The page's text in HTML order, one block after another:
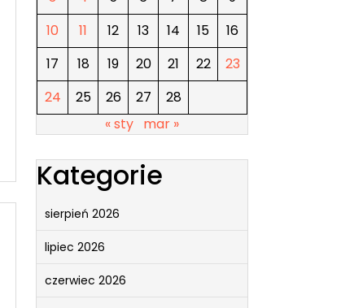
10
11 12 13 14 15
16
17
18 19 20 21 22
23
24
25 26 27
28
« sty mar »
Kategorie
sierpień 2026
lipiec 2026
czerwiec 2026